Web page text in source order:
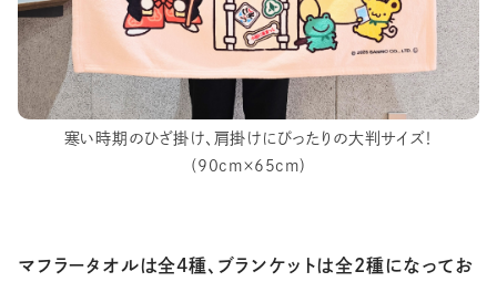
寒い時期のひざ掛け、肩掛けにぴったりの大判サイズ！
(90cm×65cm)
マフラータオルは全4種、ブランケットは全2種になってお